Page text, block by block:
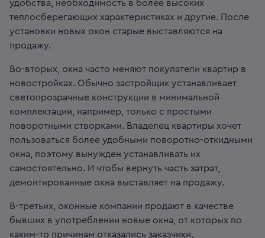
удобства, необходимость в более высоких
теплосберегающих характеристиках и другие. После
установки новых окон старые выставляются на
продажу.
Во-вторых, окна часто меняют покупатели квартир в
новостройках. Обычно застройщик устанавливает
светопрозрачные конструкции в минимальной
комплектации, например, только с простыми
поворотными створками. Владелец квартиры хочет
пользоваться более удобными поворотно-откидными
окна, поэтому вынужден устанавливать их
самостоятельно. И чтобы вернуть часть затрат,
демонтированные окна выставляет на продажу.
В-третьих, оконные компании продают в качестве
бывших в употреблении новые окна, от которых по
каким-то причинам отказались заказчики.